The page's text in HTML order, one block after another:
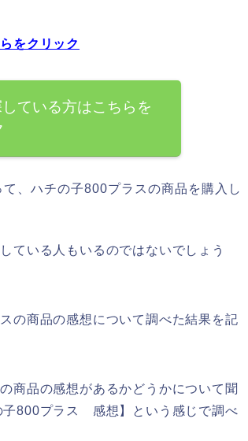
をクリック
ている方はこちらを
、ハチの子800プラスの商品を購入し
ている人もいるのではないでしょう
の商品の感想について調べた結果を記
商品の感想があるかどうかについて聞
子800プラス 感想】という感じで調べ